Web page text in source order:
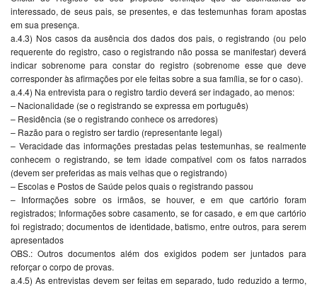
interessado, de seus pais, se presentes, e das testemunhas foram apostas
em sua presença.
a.4.3) Nos casos da ausência dos dados dos pais, o registrando (ou pelo
requerente do registro, caso o registrando não possa se manifestar) deverá
indicar sobrenome para constar do registro (sobrenome esse que deve
corresponder às afirmações por ele feitas sobre a sua família, se for o caso).
a.4.4) Na entrevista para o registro tardio deverá ser indagado, ao menos:
– Nacionalidade (se o registrando se expressa em português)
– Residência (se o registrando conhece os arredores)
– Razão para o registro ser tardio (representante legal)
– Veracidade das informações prestadas pelas testemunhas, se realmente
conhecem o registrando, se tem idade compatível com os fatos narrados
(devem ser preferidas as mais velhas que o registrando)
– Escolas e Postos de Saúde pelos quais o registrando passou
– Informações sobre os irmãos, se houver, e em que cartório foram
registrados; Informações sobre casamento, se for casado, e em que cartório
foi registrado; documentos de identidade, batismo, entre outros, para serem
apresentados
OBS.: Outros documentos além dos exigidos podem ser juntados para
reforçar o corpo de provas.
a.4.5) As entrevistas devem ser feitas em separado, tudo reduzido a termo,